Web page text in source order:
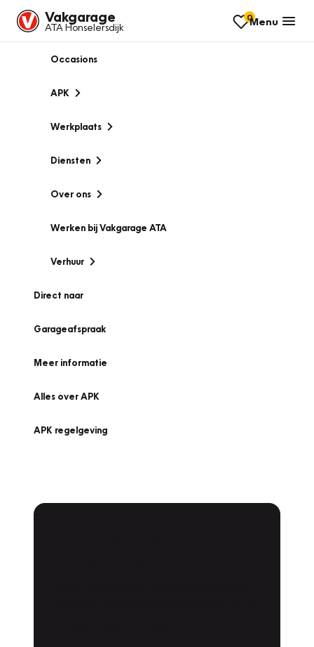
Vakgarage
ATA Honselersdijk
0Menu
Occasions
APK
Werkplaats
Diensten
Over ons
Werken bij Vakgarage ATA
Verhuur
Direct naar
Garageafspraak
Meer informatie
Alles over APK
APK regelgeving